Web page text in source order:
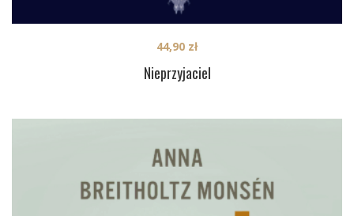
Nieprzyjaciel
44,90 zł